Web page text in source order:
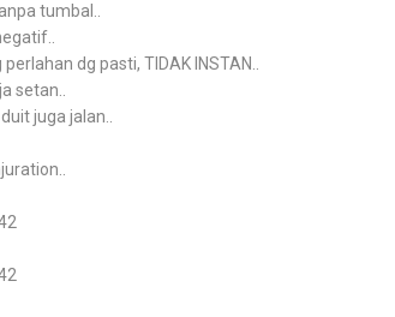
tumbal..
dg pasti, TIDAK INSTAN..
setan..
juga jalan..